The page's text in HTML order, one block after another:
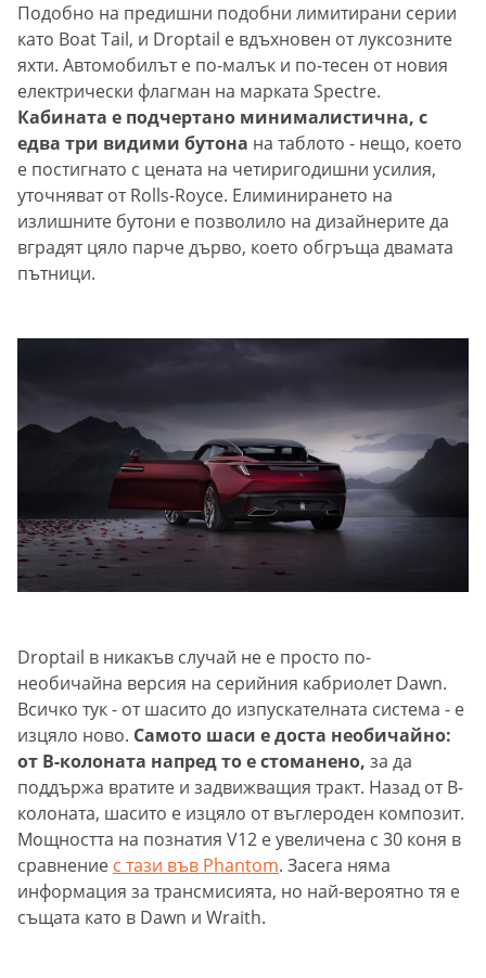
Подобно на предишни подобни лимитирани серии
като Boat Tail, и Droptail е вдъхновен от луксозните
яхти. Автомобилът е по-малък и по-тесен от новия
електрически флагман на марката Spectre.
Кабината е подчертано минималистична, с
едва три видими бутона на таблото - нещо, което
е постигнато с цената на четиригодишни усилия,
уточняват от Rolls-Royce. Eлиминирането на
излишните бутони е позволило на дизайнерите да
вградят цяло парче дърво, което обгръща двамата
пътници.
Droptail в никакъв случай не е просто по-
необичайна версия на серийния кабриолет Dawn.
Всичко тук - от шасито до изпускателната система - е
изцяло ново. Самото шаси е доста необичайно:
от В-колоната напред то е стоманено, за да
поддържа вратите и задвижващия тракт. Назад от В-
колоната, шасито е изцяло от въглероден композит.
Мощността на познатия V12 е увеличена с 30 коня в
сравнение с тази във Phantom. Засега няма
информация за трансмисията, но най-вероятно тя е
същата като в Dawn и Wraith.